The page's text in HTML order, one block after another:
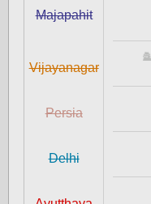
Majapahit
Vijayanagar
Persia
Delhi